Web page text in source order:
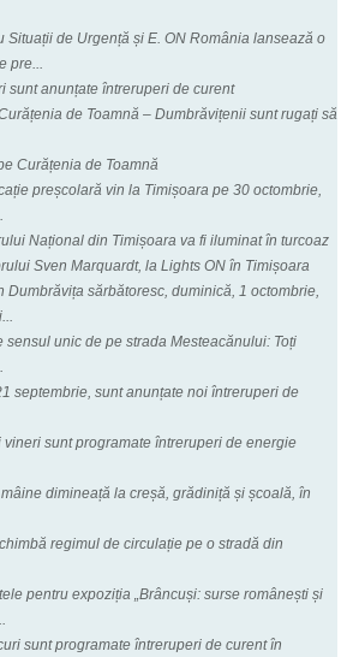
Situații de Urgență și E. ON România lansează o
pre...
sunt anunțate întreruperi de curent
de Toamnă – Dumbrăvițenii sunt rugați să
Curățenia de Toamnă
preșcolară vin la Timișoara pe 30 octombrie,
Național din Timișoara va fi iluminat în turcoaz
Sven Marquardt, la Lights ON în Timișoara
sărbătoresc, duminică, 1 octombrie,
sensul unic de pe strada Mesteacănului: Toți
septembrie, sunt anunțate noi întreruperi de
sunt programate întreruperi de energie
dimineață la creșă, grădiniță și școală, în
regimul de circulație pe o stradă din
pentru expoziția „Brâncuși: surse românești și
sunt programate întreruperi de curent în